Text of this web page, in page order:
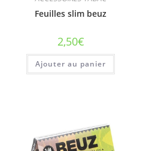
Feuilles slim beuz
2,50€
Ajouter au panier